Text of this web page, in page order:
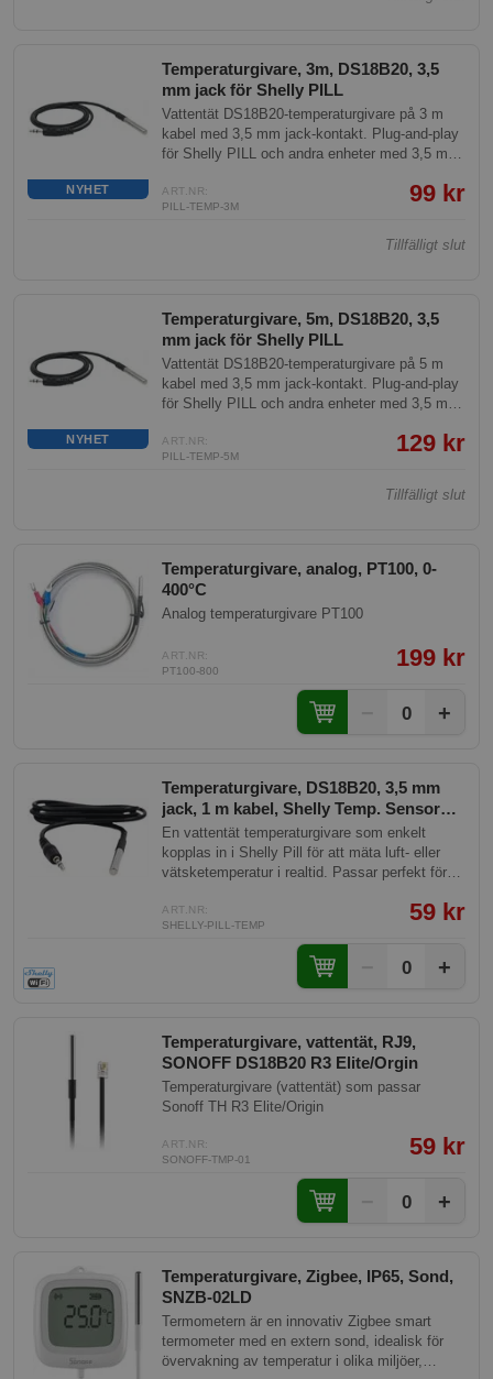
Temperaturgivare, 3m, DS18B20, 3,5
mm jack för Shelly PILL
NYHET
Vattentät DS18B20-temperaturgivare på 3 m
kabel med 3,5 mm jack-kontakt. Plug-and-play
för Shelly PILL och andra enheter med 3,5 mm
ART.NR:
PILL-TEMP-3M
99 kr
Tillfälligt slut
Temperaturgivare, 5m, DS18B20, 3,5
mm jack för Shelly PILL
NYHET
Vattentät DS18B20-temperaturgivare på 5 m
kabel med 3,5 mm jack-kontakt. Plug-and-play
för Shelly PILL och andra enheter med 3,5 mm
ART.NR:
PILL-TEMP-5M
129 kr
Tillfälligt slut
Temperaturgivare, analog, PT100, 0-
400°C
Analog temperaturgivare PT100
ART.NR:
PT100-800
199 kr
0 +
Temperaturgivare, DS18B20, 3,5 mm
jack, 1 m kabel, Shelly Temp. Sensor
DS18B20 3.5mm jack
En vattentät temperaturgivare som enkelt
kopplas in i Shelly Pill för att mäta luft- eller
vätsketemperatur i realtid. Passar perfekt för
varmvattenberedare, växthus eller kylrum utan
krånglig installation. Plug-and-play – ingen
konfiguration krävs, sensorn känns igen
automatiskt. Data visas direkt i appen och kan
användas för att trigga automatiska åtgärder
ART.NR:
SHELLY-PILL-TEMP
59 kr
0 +
Temperaturgivare, vattentät, RJ9,
SONOFF DS18B20 R3 Elite/Orgin
Temperaturgivare (vattentät) som passar
Sonoff TH R3 Elite/Origin
ART.NR:
SONOFF-TMP-01
59 kr
0 +
Temperaturgivare, Zigbee, IP65, Sond,
SNZB-02LD
Termometern är en innovativ Zigbee smart
termometer med en extern sond, idealisk för
övervakning av temperatur i olika miljöer,